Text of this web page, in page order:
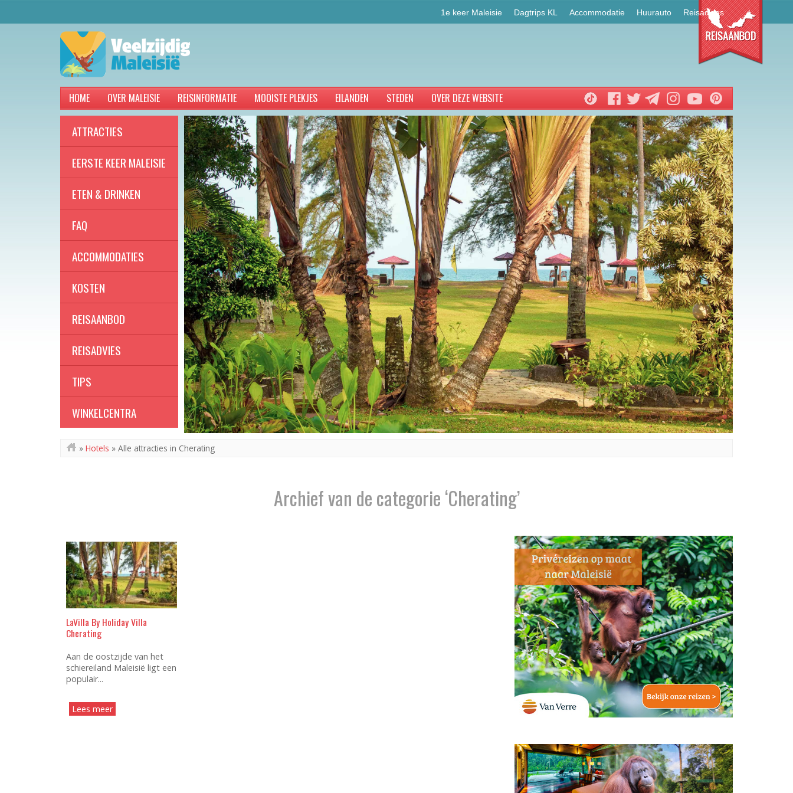
1e keer Maleisie Dagtrips KL Accommodatie Huurauto Reisadvies
HOME OVER MALEISIE REISINFORMATIE MOOISTE PLEKJES EILANDEN STEDEN OVER DEZE WEBSITE
ATTRACTIES
EERSTE KEER MALEISIE
ETEN & DRINKEN
FAQ
ACCOMMODATIES
KOSTEN
REISAANBOD
REISADVIES
TIPS
WINKELCENTRA
» Hotels » Alle attracties in Cherating
Archief van de categorie ‘Cherating’
LaVilla By Holiday Villa
Cherating
Aan de oostzijde van het
schiereiland Maleisië ligt een
populair...
Lees meer